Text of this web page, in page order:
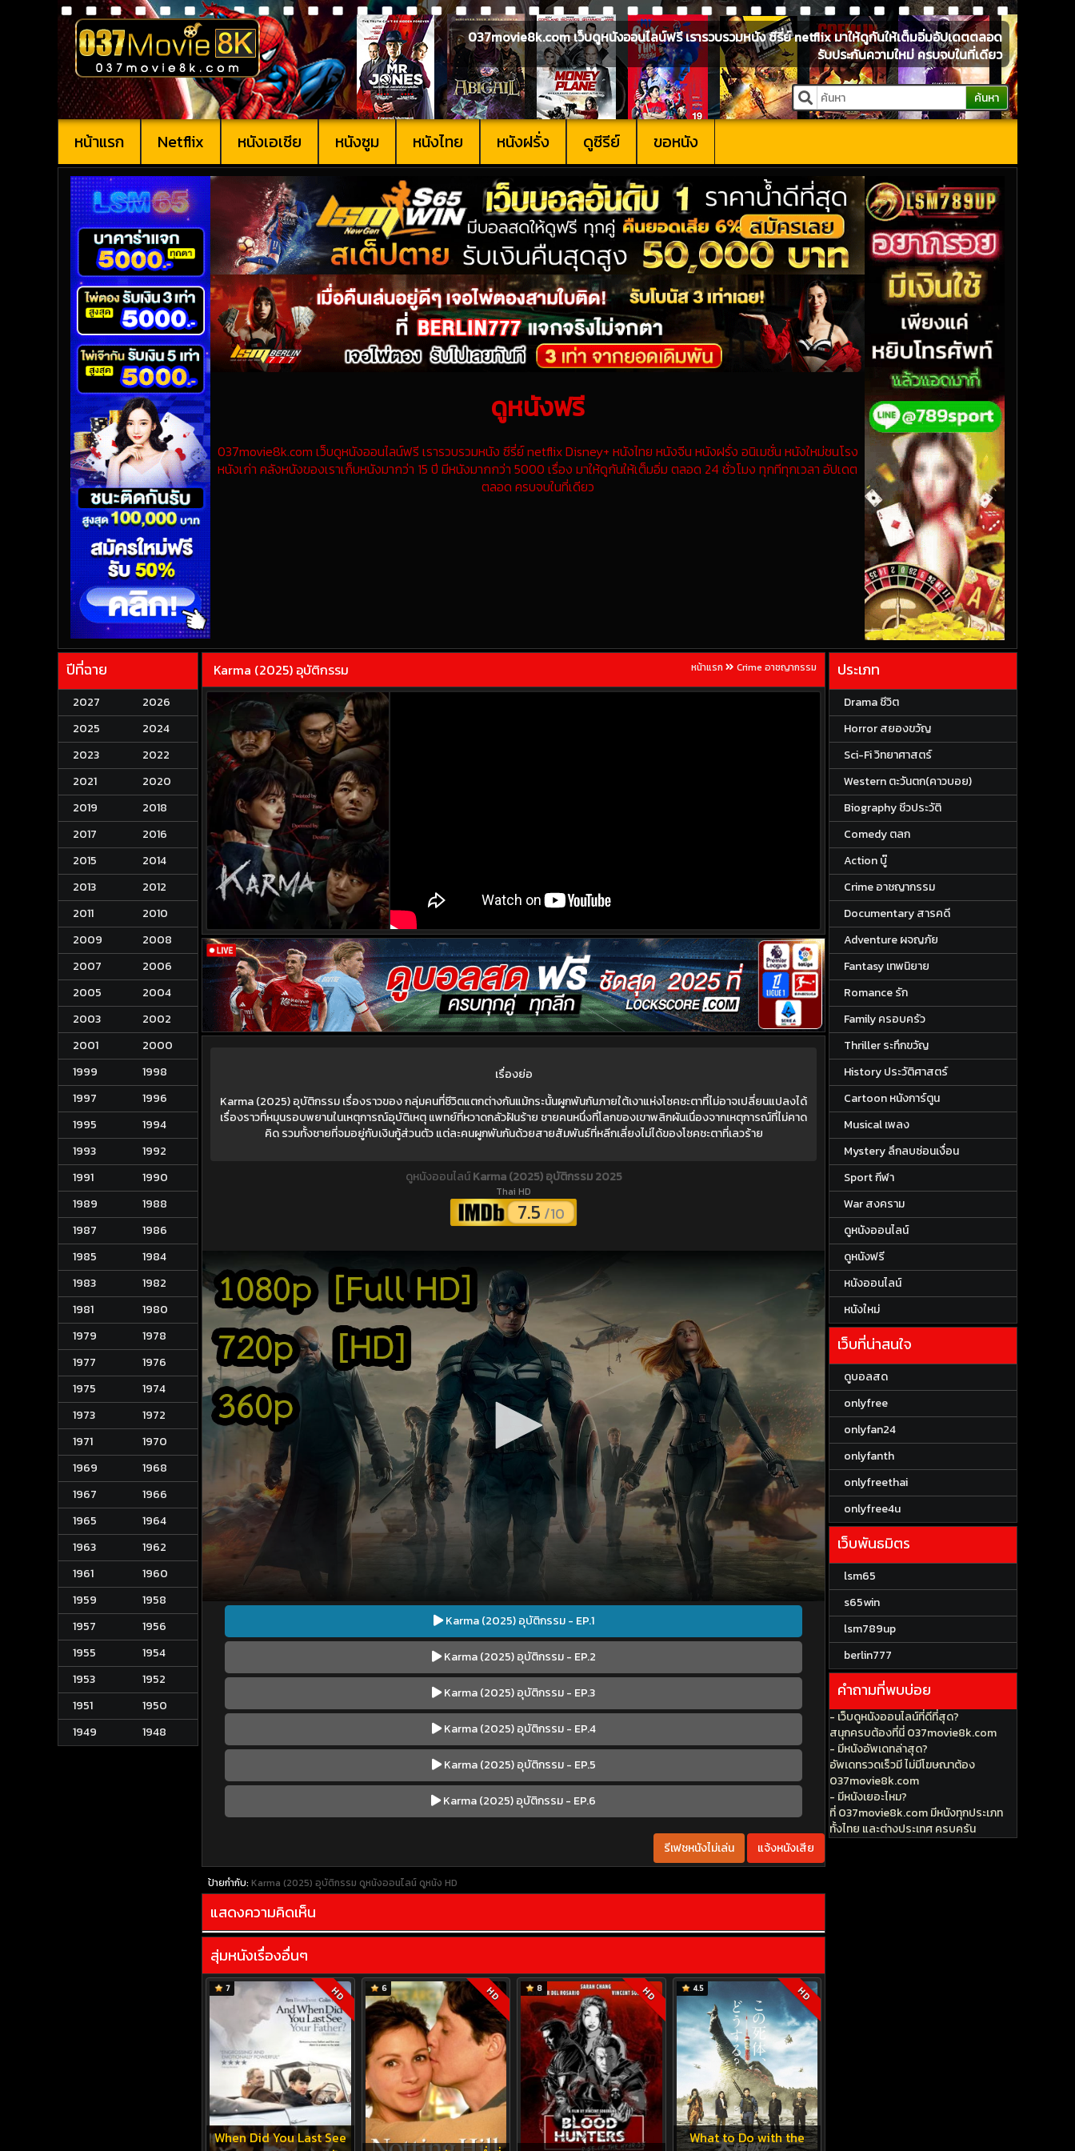
037movie8k.com เว็บดูหนังออนไลน์ฟรี เรารวบรวมหนัง ซีรี่ย์ netflix มาให้ดูกันให้เต็มอิ่มอัปเดตตลอด
รับประกันความใหม่ ครบจบในที่เดียว
ค้นหา
หน้าแรก Netflix หนังเอเชีย หนังซูม หนังไทย หนังฝรั่ง ดูซีรีย์ ขอหนัง
ดูหนังฟรี
037movie8k.com เว็บดูหนังออนไลน์ฟรี เรารวบรวมหนัง ซีรี่ย์ netflix Disney+ หนังไทย หนังจีน หนังฝรั่ง อนิเมชั่น หนังใหม่ชนโรง
หนังเก่า คลังหนังของเราเก็บหนังมากว่า 15 ปี มีหนังมากกว่า 5000 เรื่อง มาให้ดูกันให้เต็มอิ่ม ตลอด 24 ชั่วโมง ทุกทีทุกเวลา อัปเดต
ตลอด ครบจบในที่เดียว
ปีที่ฉาย
2027
2026
2025
2024
2023
2022
2021
2020
2019
2018
2017
2016
2015
2014
2013
2012
2011
2010
2009
2008
2007
2006
2005
2004
2003
2002
2001
2000
1999
1998
1997
1996
1995
1994
1993
1992
1991
1990
1989
1988
1987
1986
1985
1984
1983
1982
1981
1980
1979
1978
1977
1976
1975
1974
1973
1972
1971
1970
1969
1968
1967
1966
1965
1964
1963
1962
1961
1960
1959
1958
1957
1956
1955
1954
1953
1952
1951
1950
1949
1948
Karma (2025) อุบัติกรรม หน้าแรก Crime อาชญากรรม
เรื่องย่อ
Karma (2025) อุบัติกรรม เรื่องราวของ กลุ่มคนที่ชีวิตแตกต่างกันแม้กระนั้นผูกพันกันภายใต้เงาแห่งโชคชะตาที่ไม่อาจเปลี่ยนแปลงได้
เรื่องราวที่หมุนรอบพยานในเหตุการณ์อุบัติเหตุ แพทย์ที่หวาดกลัวฝันร้าย ชายคนหนึ่งที่โลกของเขาพลิกผันเนื่องจากเหตุการณ์ที่ไม่คาด
คิด รวมทั้งชายที่จมอยู่กับเงินกู้ส่วนตัว แต่ละคนผูกพันกันด้วยสายสัมพันธ์ที่หลีกเลี่ยงไม่ได้ของโชคชะตาที่เลวร้าย
ดูหนังออนไลน์Karma (2025) อุบัติกรรม 2025
Thai HD
7.5 /10
Karma (2025) อุบัติกรรม - EP.1
Karma (2025) อุบัติกรรม - EP.2
Karma (2025) อุบัติกรรม - EP.3
Karma (2025) อุบัติกรรม - EP.4
Karma (2025) อุบัติกรรม - EP.5
Karma (2025) อุบัติกรรม - EP.6
รีเฟชหนังไม่เล่น แจ้งหนังเสีย
ป้ายกำกับ: Karma (2025) อุบัติกรรม ดูหนังออนไลน์ ดูหนัง HD
แสดงความคิดเห็น
สุ่มหนังเรื่องอื่นๆ
When Did You Last See
7 HD 6 HD 8 HD
What to Do with the
4.5 HD
ประเภท
Drama ชีวิต
Horror สยองขวัญ
Sci-Fi วิทยาศาสตร์
Western ตะวันตก(คาวบอย)
Biography ชีวประวัติ
Comedy ตลก
Action บู๊
Crime อาชญากรรม
Documentary สารคดี
Adventure ผจญภัย
Fantasy เทพนิยาย
Romance รัก
Family ครอบครัว
Thriller ระทึกขวัญ
History ประวัติศาสตร์
Cartoon หนังการ์ตูน
Musical เพลง
Mystery ลึกลบซ่อนเงื่อน
Sport กีฬา
War สงคราม
ดูหนังออนไลน์
ดูหนังฟรี
หนังออนไลน์
หนังใหม่
เว็บที่น่าสนใจ
ดูบอลสด
onlyfree
onlyfan24
onlyfanth
onlyfreethai
onlyfree4u
เว็บพันธมิตร
lsm65
s65win
lsm789up
berlin777
คำถามที่พบบ่อย
- เว็บดูหนังออนไลน์ที่ดีที่สุด?
สนุกครบต้องที่นี่ 037movie8k.com
- มีหนังอัพเดทล่าสุด?
อัพเดทรวดเร็วมี ไม่มีโฆษณาต้อง
037movie8k.com
- มีหนังเยอะไหม?
ที่ 037movie8k.com มีหนังทุกประเภท
ทั้งไทย และต่างประเทศ ครบครัน